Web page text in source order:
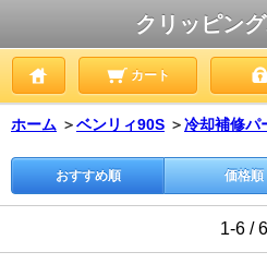
クリッピン
カート
ホーム ＞ベンリィ90S ＞冷却補修パ
おすすめ順 価格順
1-6 / 6